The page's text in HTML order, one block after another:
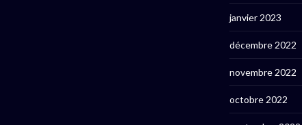
janvier 2023
décembre 2022
novembre 2022
octobre 2022